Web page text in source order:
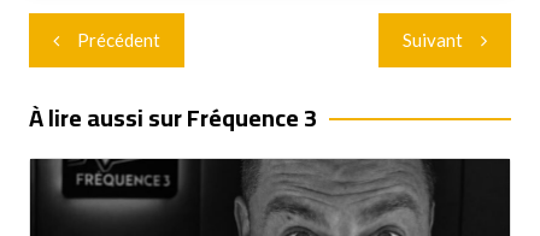
Navigation
de
l’article
Précédent Suivant
À lire aussi sur Fréquence 3